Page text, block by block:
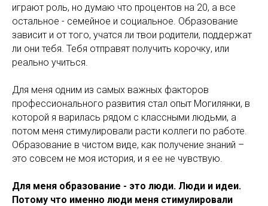
играют роль, но думаю что процентов на 20, а все
остальное - семейное и социальное. Образование
зависит и от того, учатся ли твои родители, поддержат
ли они тебя. Тебя отправят получить корочку, или
реально учиться.
Для меня одним из самых важных факторов
профессионального развития стал опыт Могилянки, в
которой я варилась рядом с классными людьми, а
потом меня стимулировали расти коллеги по работе.
Образование в чистом виде, как получение знаний –
это совсем не моя история, и я ее не чувствую.
Для меня образование - это люди. Люди и идеи.
Потому что именно люди меня стимулировали